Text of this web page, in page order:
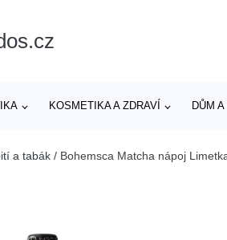
KOSMETIKA A ZDRAVÍ DŮM
a tabák / Bohemsca Matcha nápoj